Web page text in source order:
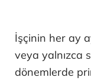
İşçinin her ay
veya yalnızca
dönemlerde